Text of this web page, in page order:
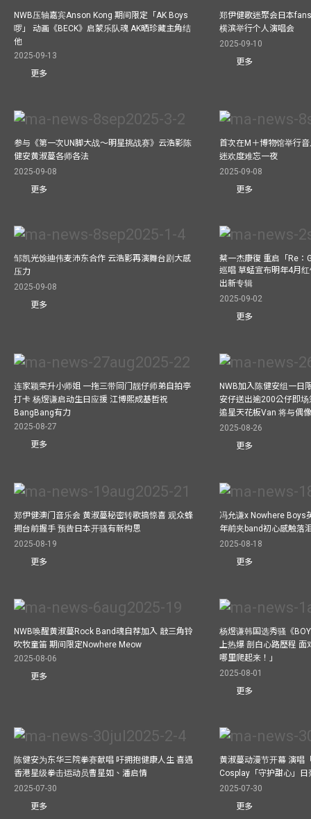
NWB压轴嘉宾Anson Kong 期间限定「AK Boys
啰」 动画《BECK》启蒙乐队魂 AK晒珍藏主角结
他
2025-09-13
更多
郑伊健歌迷聚会日本
横滨举行个人演唱会
2025-09-10
更多
参与《第一次UN脚大战～明星挑战赛》云浩影陈
健安黄淑蔓各师各法
2025-09-08
更多
首次在M＋博物馆举行
迷欢度难忘一夜
2025-09-08
更多
邹凯光馀迪伟麦沛东合作 云浩影再演舞台剧大感
压力
2025-09-08
更多
蔡一杰康復 重启「Re：
巡唱 草蜢宣布明年4月
出新专辑
2025-09-02
更多
连家颖荣升小师姐 一拖三带同门靓仔师弟自拍亭
打卡 杨煜谦启动生日应援 江博熙成基哲祝
BangBang有力
2025-08-27
更多
NWB加入陈健安组一日
安仔送出逾200公仔即
追星天花板Van 将与偶
2025-08-26
更多
郑伊健澳门音乐会 黄淑蔓秘密转歌搞惊喜 观众蜂
拥台前握手 预告日本开骚有新构思
2025-08-19
更多
冯允谦x Nowhere Boys
年前夹band初心感触落
2025-08-18
更多
NWB唤醒黄淑蔓Rock Band魂自荐加入 敲三角铃
吹牧童笛 期间限定Nowhere Meow
2025-08-06
更多
杨煜谦韩国选秀骚《
上热爆 剖白心路歷程
哪里爬起来！」
2025-08-01
更多
陈健安为东华三院拳赛献唱 吁拥抱健康人生 喜遇
香港星级拳击运动员曹星如、潘启情
2025-07-30
更多
黄淑蔓动漫节开幕 演唱
Cosplay「守护甜心」
2025-07-30
更多